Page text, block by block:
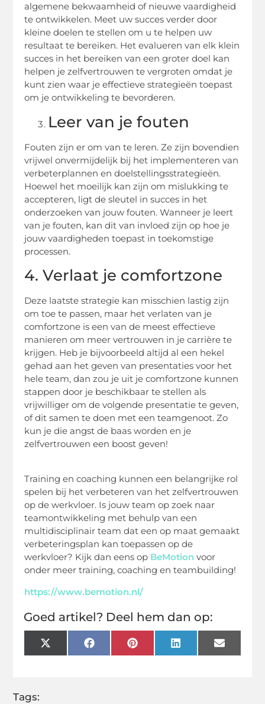
algemene bekwaamheid of nieuwe vaardigheid
te ontwikkelen. Meet uw succes verder door
kleine doelen te stellen om u te helpen uw
resultaat te bereiken. Het evalueren van elk klein
succes in het bereiken van een groter doel kan
helpen je zelfvertrouwen te vergroten omdat je
kunt zien waar je effectieve strategieën toepast
om je ontwikkeling te bevorderen.
Leer van je fouten
Fouten zijn er om van te leren. Ze zijn bovendien
vrijwel onvermijdelijk bij het implementeren van
verbeterplannen en doelstellingsstrategieën.
Hoewel het moeilijk kan zijn om mislukking te
accepteren, ligt de sleutel in succes in het
onderzoeken van jouw fouten. Wanneer je leert
van je fouten, kan dit van invloed zijn op hoe je
jouw vaardigheden toepast in toekomstige
processen.
4. Verlaat je comfortzone
Deze laatste strategie kan misschien lastig zijn
om toe te passen, maar het verlaten van je
comfortzone is een van de meest effectieve
manieren om meer vertrouwen in je carrière te
krijgen. Heb je bijvoorbeeld altijd al een hekel
gehad aan het geven van presentaties voor het
hele team, dan zou je uit je comfortzone kunnen
stappen door je beschikbaar te stellen als
vrijwilliger om de volgende presentatie te geven,
of dit samen te doen met een teamgenoot. Zo
kun je die angst de baas worden en je
zelfvertrouwen een boost geven!
Training en coaching kunnen een belangrijke rol
spelen bij het verbeteren van het zelfvertrouwen
op de werkvloer. Is jouw team op zoek naar
teamontwikkeling met behulp van een
multidisciplinair team dat een op maat gemaakt
verbeteringsplan kan toepassen op de
werkvloer? Kijk dan eens op BeMotion voor
onder meer training, coaching en teambuilding!
https://www.bemotion.nl/
Goed artikel? Deel hem dan op:
X
(Twitter)
FacebookPinterestLinkedInEmail
Tags: